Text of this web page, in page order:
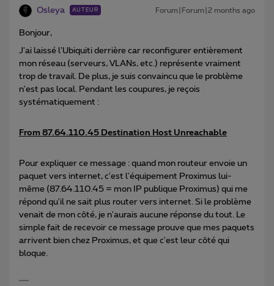
Osleya AUTEUR Forum|Forum|2 months ago
Bonjour,
J'ai laissé l'Ubiquiti derrière car reconfigurer entièrement
mon réseau (serveurs, VLANs, etc.) représente vraiment
trop de travail. De plus, je suis convaincu que le problème
n'est pas local. Pendant les coupures, je reçois
systématiquement :
From 87.64.110.45 Destination Host Unreachable
Pour expliquer ce message : quand mon routeur envoie un
paquet vers internet, c'est l'équipement Proximus lui-
même (87.64.110.45 = mon IP publique Proximus) qui me
répond qu'il ne sait plus router vers internet. Si le problème
venait de mon côté, je n'aurais aucune réponse du tout. Le
simple fait de recevoir ce message prouve que mes paquets
arrivent bien chez Proximus, et que c'est leur côté qui
bloque.